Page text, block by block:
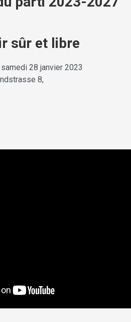
sûr et libre
28 janvier 2023
8,